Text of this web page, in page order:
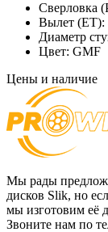
Сверловка
Вылет (ET):
Диаметр
Цвет: GMF
Цены и наличие
Мы рады
дисков Slik, но
мы изготовим её
Звоните нам по